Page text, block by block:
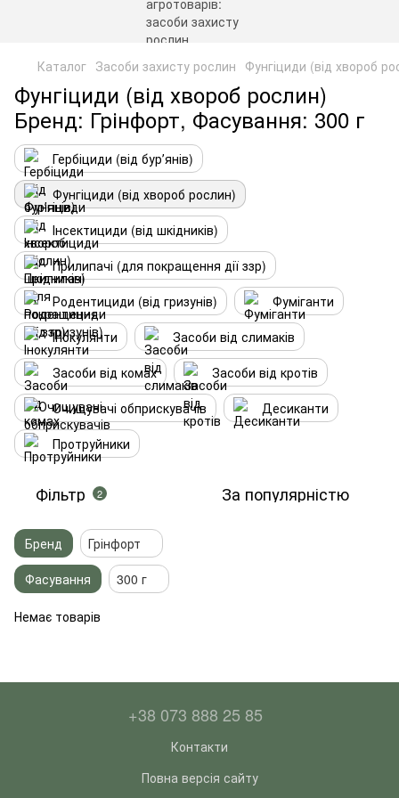
Каталог Засоби захисту рослин Фунгіциди (від хвороб
Фунгіциди (від хвороб рослин)
Бренд: Грінфорт, Фасування: 300 г
Гербіциди (від бурʼянів)
Фунгіциди (від хвороб рослин)
Інсектициди (від шкідників)
Прилипачі (для покращення дії ззр)
Родентициди (від гризунів)
Фуміганти
Інокулянти
Засоби від слимаків
Засоби від комах
Засоби від кротів
Очищувачі обприскувачів
Десиканти
Протруйники
Фільтр 2 За популярністю
Бренд
Грінфорт
Фасування
300 г
Немає товарів
+38 073 888 25 85
Контакти
Повна версія сайту